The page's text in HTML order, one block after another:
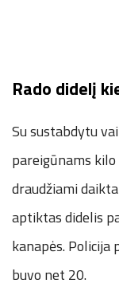
Rado didelį
Su sustabdytu
pareigūnams
draudžiami
aptiktas didelis
kanapės.
buvo net 20.